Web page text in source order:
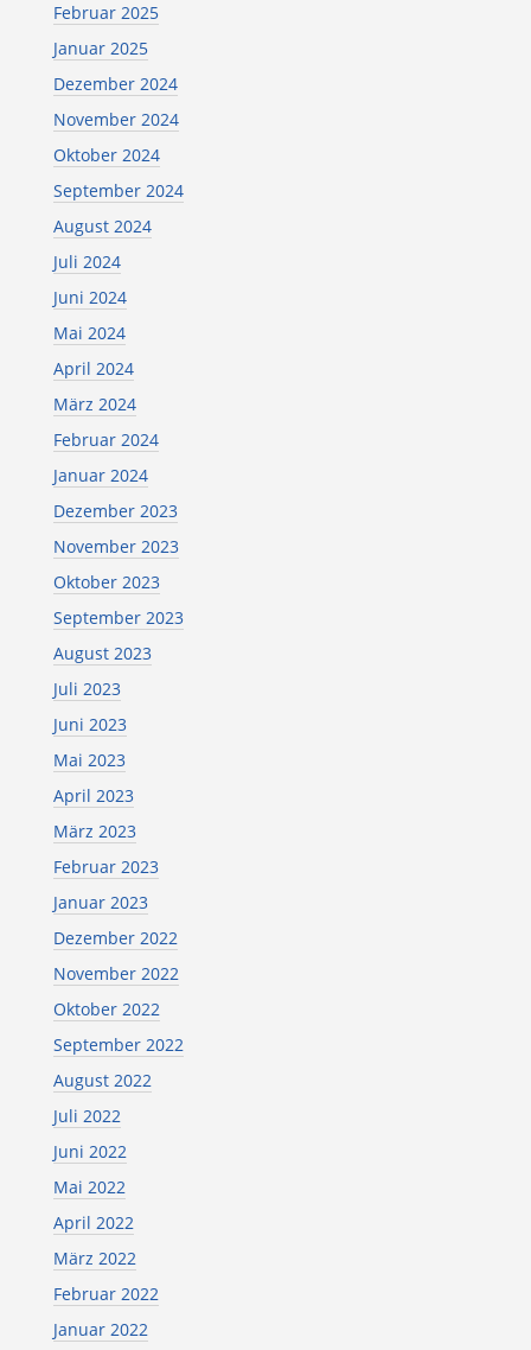
Februar 2025
Januar 2025
Dezember 2024
November 2024
Oktober 2024
September 2024
August 2024
Juli 2024
Juni 2024
Mai 2024
April 2024
März 2024
Februar 2024
Januar 2024
Dezember 2023
November 2023
Oktober 2023
September 2023
August 2023
Juli 2023
Juni 2023
Mai 2023
April 2023
März 2023
Februar 2023
Januar 2023
Dezember 2022
November 2022
Oktober 2022
September 2022
August 2022
Juli 2022
Juni 2022
Mai 2022
April 2022
März 2022
Februar 2022
Januar 2022